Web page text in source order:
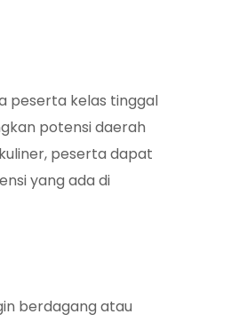
peserta kelas tinggal
potensi daerah
peserta dapat
yang ada di
berdagang atau